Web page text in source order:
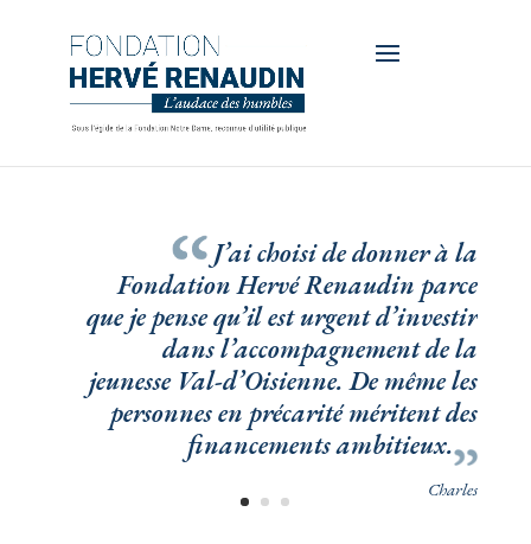
J’ai choisi de donner à la
Fondation Hervé Renaudin parce
que je pense qu’il est urgent d’investir
dans l’accompagnement de la
jeunesse Val-d’Oisienne. De même les
personnes en précarité méritent des
financements ambitieux.
Charles